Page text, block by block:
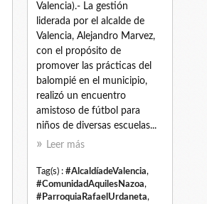
Valencia).- La gestión
liderada por el alcalde de
Valencia, Alejandro Marvez,
con el propósito de
promover las prácticas del
balompié en el municipio,
realizó un encuentro
amistoso de fútbol para
niños de diversas escuelas...
Leer más
Tag(s) : #AlcaldíadeValencia,
#ComunidadAquilesNazoa,
#ParroquiaRafaelUrdaneta,